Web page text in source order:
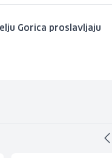
Gorica proslavljaju